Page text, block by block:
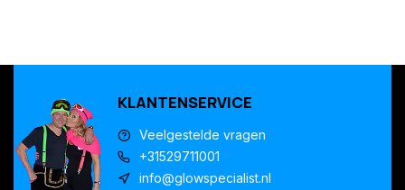
KLANTENSERVICE
Veelgestelde vragen
+31529711001
info@glowspecialist.nl